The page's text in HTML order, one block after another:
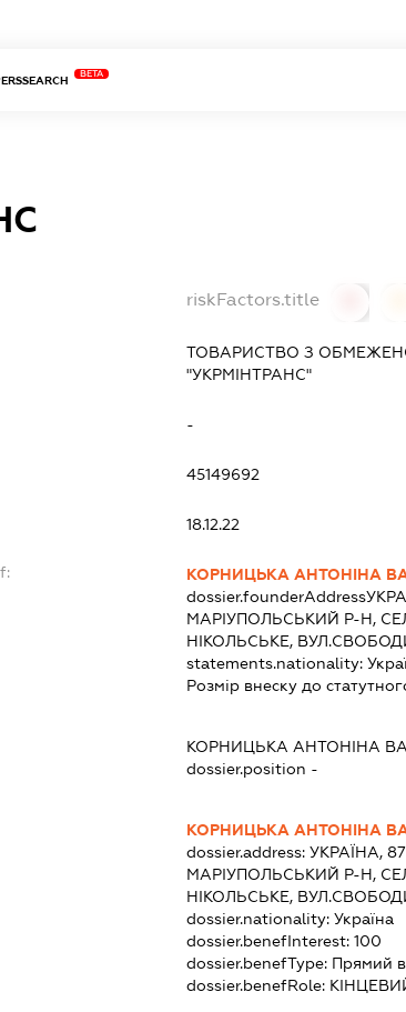
BETA
riskFactors.title
ТОВАРИСТВО З
"УКРМІНТРАНС"
-
45149692
18.12.22
КОРНИЦЬКА АНТОНІНА
dossier.founderAddress
МАРІУПОЛЬСЬКИЙ Р-Н,
НІКОЛЬСЬКЕ,
statements.nationality:
Розмір внеску до
КОРНИЦЬКА АНТОНІНА
dossier.position -
КОРНИЦЬКА АНТОНІНА
dossier.address: УКРАЇНА,
МАРІУПОЛЬСЬКИЙ Р-Н,
НІКОЛЬСЬКЕ,
dossier.nationality: Україна
dossier.benefInterest: 100
dossier.benefType: Прямий
dossier.benefRole: